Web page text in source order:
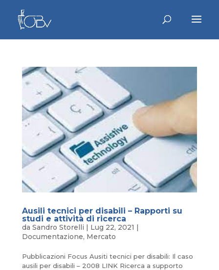
Ausili tecnici per disabili – Rapporti su
studi e attività di ricerca
da Sandro Storelli | Lug 22, 2021 |
Documentazione, Mercato
Pubblicazioni Focus Ausiti tecnici per disabili: Il caso
ausili per disabili – 2008 LINK Ricerca a supporto